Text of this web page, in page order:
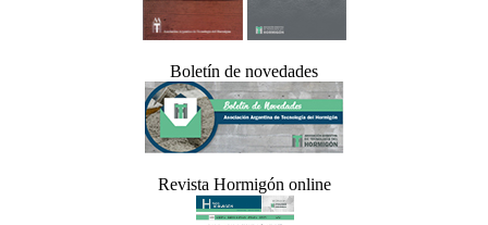
Boletín de novedades
Revista Hormigón online